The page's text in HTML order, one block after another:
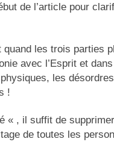
de l’article pour
les trois parties
avec l’Esprit et
les
!
« , il suffit de
de toutes les